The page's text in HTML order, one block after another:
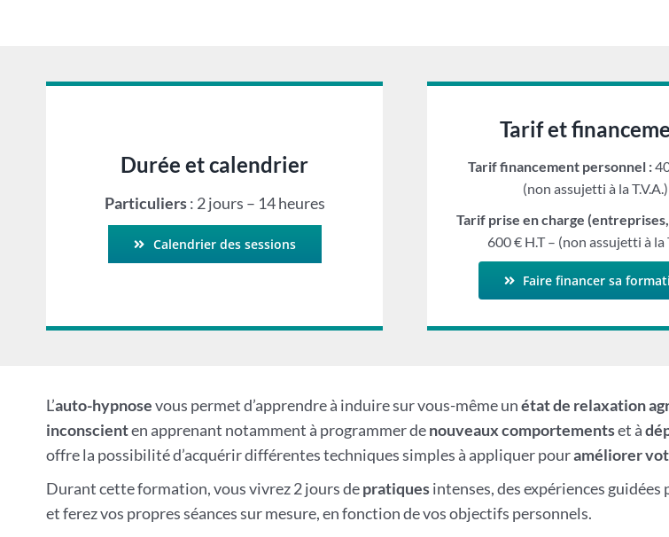
Durée et calendrier
Particuliers: 2 jours – 14 heures
Calendrier des sessions
Tarif et
Tarif financement personnel :
(non assujetti à la T.V.A.)
Tarif prise en charge
600 € H.T – (non assujetti à la
Faire financer sa
L’auto-hypnosevous permet d’apprendre à induire sur vous-même unétat de relaxation
inconscienten apprenant notamment à programmer denouveaux comportementset à
offre la possibilité d’acquérir différentes techniques simples à appliquer pouraméliorer
Durant cette formation, vous vivrez 2 jours depratiquesintenses, des expériences guidées
et ferez vos propres séances sur mesure, en fonction de vos objectifs personnels.